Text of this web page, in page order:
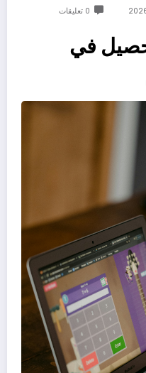
0 تعليقات
في